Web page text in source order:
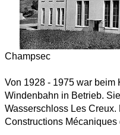
Champsec
Von 1928 - 1975 war beim
Windenbahn in Betrieb.
Wasserschloss Les
Constructions Mécaniques